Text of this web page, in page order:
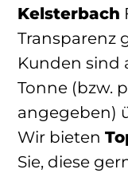
Kelsterbach
Transparenz
Kunden sind
Tonne (bzw.
angegeben)
Wir bieten
Sie, diese